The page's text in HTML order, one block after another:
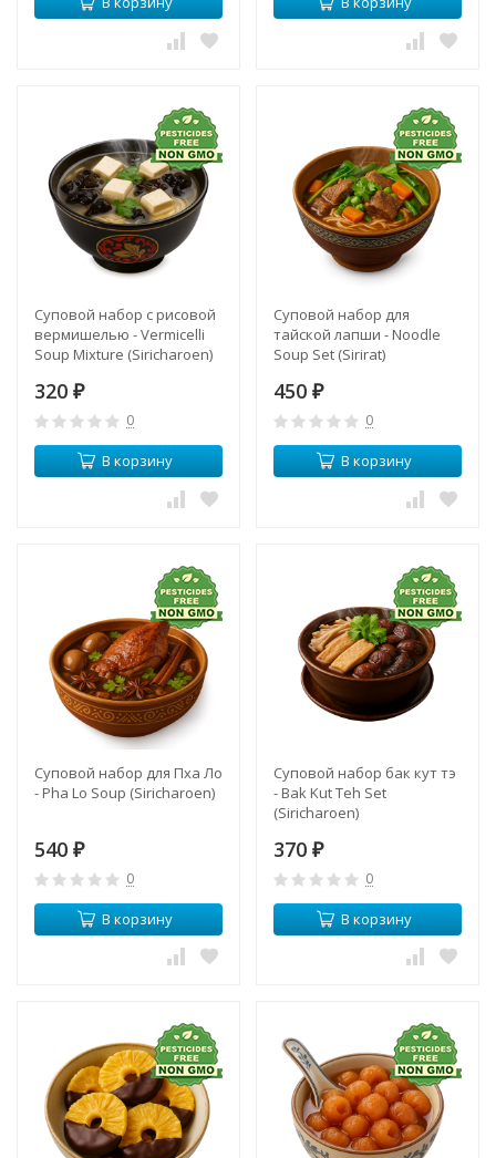
Суповой набор с рисовой
вермишелью - Vermicelli
Soup Mixture (Siricharoen)
320 ₽
0
В корзину
Суповой набор для
тайской лапши - Noodle
Soup Set (Sirirat)
450 ₽
0
В корзину
Суповой набор для Пха Ло
- Pha Lo Soup (Siricharoen)
540 ₽
0
В корзину
Суповой набор бак кут тэ
- Bak Kut Teh Set
(Siricharoen)
370 ₽
0
В корзину